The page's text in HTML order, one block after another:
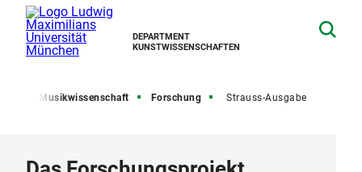
DEPARTMENT
KUNSTWISSENSCHAFTEN
Musikwissenschaft Forschung Strauss-Ausgabe